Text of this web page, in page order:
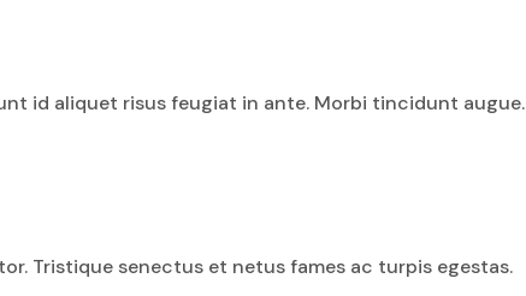
id aliquet risus feugiat in ante. Morbi tincidunt augue.
Tristique senectus et netus fames ac turpis egestas.